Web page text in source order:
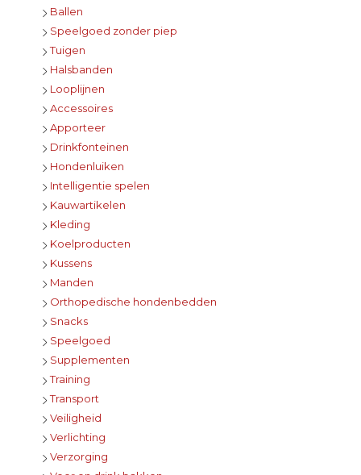
Ballen
Speelgoed zonder piep
Tuigen
Halsbanden
Looplijnen
Accessoires
Apporteer
Drinkfonteinen
Hondenluiken
Intelligentie spelen
Kauwartikelen
Kleding
Koelproducten
Kussens
Manden
Orthopedische hondenbedden
Snacks
Speelgoed
Supplementen
Training
Transport
Veiligheid
Verlichting
Verzorging